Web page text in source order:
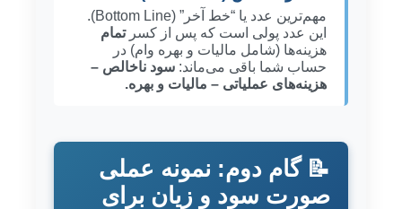
مهم‌ترین عدد یا “خط آخر” (Bottom Line).
این عدد پولی است که پس از کسرتمام
هزینه‌ها (شامل مالیات و بهره وام) در
حساب شما باقی می‌ماند: سود ناخالص –
هزینه‌های عملیاتی – مالیات و بهره.
📝 گام دوم: نمونه عملی
صورت سود و زیان برای